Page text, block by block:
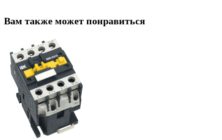
Вам также может понравиться